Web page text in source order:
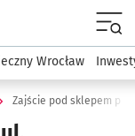
Dla mieszkańca
Wrocław
Zajście pod sklepem